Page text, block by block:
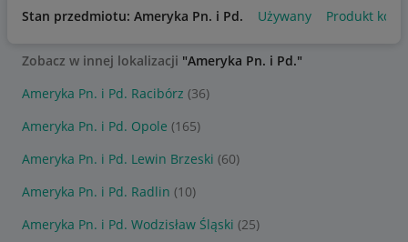
Stan przedmiotu: Ameryka Pn. i Pd. Używany Produkt
Zobacz w innej lokalizacji "Ameryka Pn. i Pd."
Ameryka Pn. i Pd. Racibórz (36)
Ameryka Pn. i Pd. Opole (165)
Ameryka Pn. i Pd. Lewin Brzeski (60)
Ameryka Pn. i Pd. Radlin (10)
Ameryka Pn. i Pd. Wodzisław Śląski (25)